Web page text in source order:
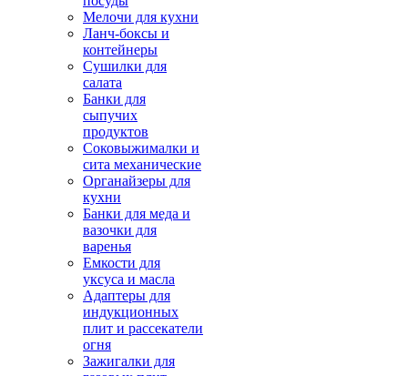
Мелочи для кухни
Ланч-боксы и
контейнеры
Сушилки для
салата
Банки для
сыпучих
продуктов
Соковыжималки и
сита механические
Органайзеры для
кухни
Банки для меда и
вазочки для
варенья
Емкости для
уксуса и масла
Адаптеры для
индукционных
плит и рассекатели
огня
Зажигалки для